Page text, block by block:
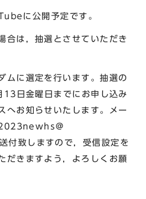
に公開予定です。
合は，抽選とさせていただき
ムに選定を行います。抽選の
日金曜日までにお申し込み
へお知らせいたします。メー
2023newhs＠
致しますので，受信設定を
だきますよう，よろしくお願